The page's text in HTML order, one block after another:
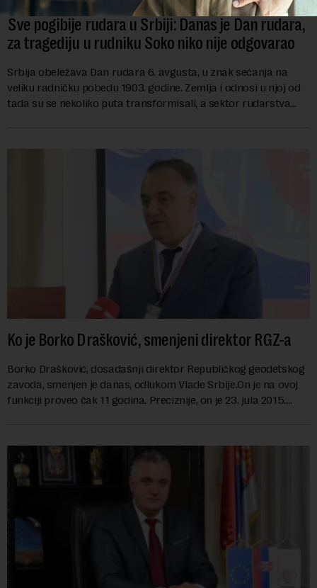
Sve pogibije rudara u Srbiji: Danas je Dan rudara,
za tragediju u rudniku Soko niko nije odgovarao
Srbija obeležava Dan rudara 6. avgusta, u znak sećanja na
veliku radničku pobedu 1903. godine. Zemlja i odnosi u njoj od
tada su se nekoliko puta transformisali, a sektor rudarstva
Ko je Borko Drašković, smenjeni direktor RGZ-a
Borko Drašković, dosadašnji direktor Republičkog geodetskog
zavoda, smenjen je danas, odlukom Vlade Srbije.On je na ovoj
funkciji proveo čak 11 godina. Preciznije, on je 23. jula 2015.